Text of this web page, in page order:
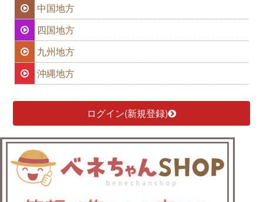
中国地方
四国地方
九州地方
沖縄地方
ログイン(新規登録)